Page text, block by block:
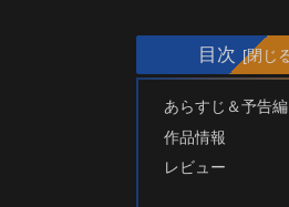
目次
あらすじ＆予告編
作品情報
レビュー